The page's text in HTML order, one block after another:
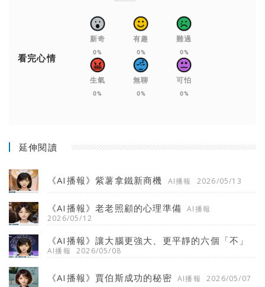
看完心情
新奇
0%
有趣
0%
難過
0%
生氣
0%
無聊
0%
可怕
0%
延伸閱讀
《AI播報》紫薯拿鐵新商機 AI播報 2026/05/13
《AI播報》老老照顧的心理準備
AI播報
2026/05/12
《AI播報》讓大腦更強大、更平靜的六個「不」
AI播報 2026/05/08
《AI播報》賈伯斯成功的秘密 AI播報 2026/05/07